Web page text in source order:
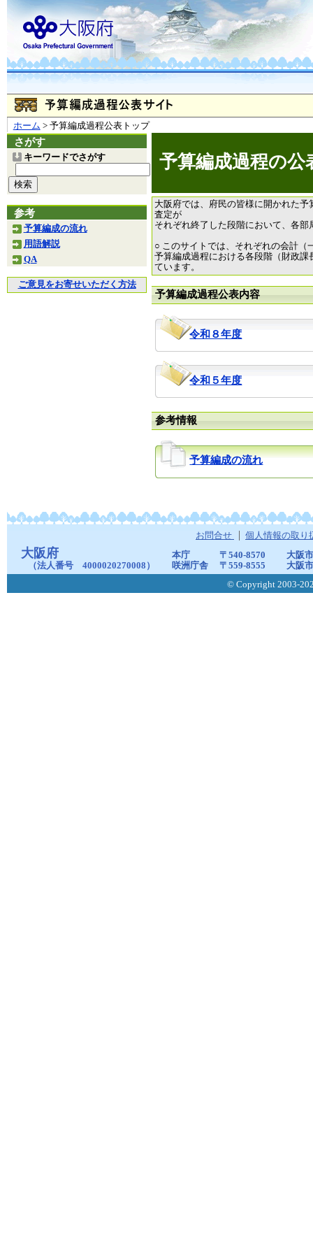
ホーム > 予算編成過程公表トップ
さがす
キーワードでさがす
参考
予算編成の流れ
用語解説
QA
ご意見をお寄せいただく方法
予算編成過程の公
大阪府では、府民の皆様に開かれた
査定が
それぞれ終了した段階において、各
○ このサイトでは、それぞれの会計（
予算編成過程における各段階（財政
ています。
予算編成過程公表内容
令和８年度
令和５年度
参考情報
予算編成の流れ
お問合せ 個人情報の取り
大阪府
（法人番号 4000020270008）
本庁 〒540-8570
大阪
咲洲庁舎
〒559-8555
大阪
© Copyright 2003-